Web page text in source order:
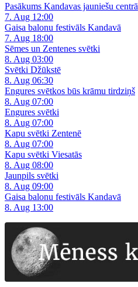
Pasākums Kandavas jauniešu centrā
7. Aug 12:00
Gaisa balonu festivāls Kandavā
7. Aug 18:00
Sēmes un Zentenes svētki
8. Aug 03:00
Svētki Džūkstē
8. Aug 06:30
Engures svētkos būs krāmu tirdziņš
8. Aug 07:00
Engures svētki
8. Aug 07:00
Kapu svētki Zentenē
8. Aug 07:00
Kapu svētki Viesatās
8. Aug 08:00
Jaunpils svētki
8. Aug 09:00
Gaisa balonu festivāls Kandavā
8. Aug 13:00